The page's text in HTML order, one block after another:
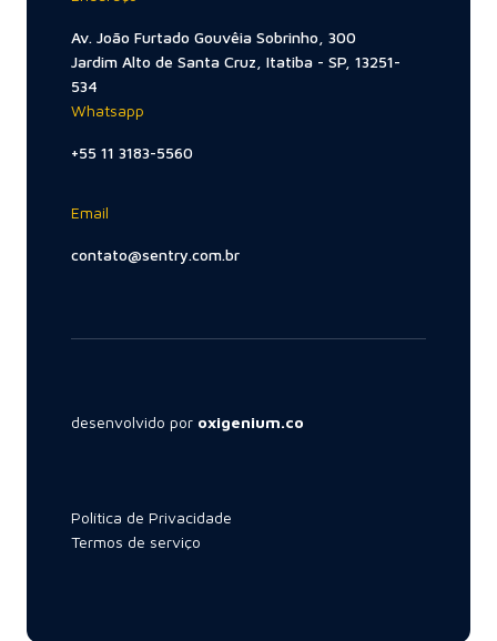
Av. João Furtado Gouvêia Sobrinho, 300
Jardim Alto de Santa Cruz, Itatiba - SP, 13251-
534
Whatsapp
+55 11 3183-5560
Email
contato@sentry.com.br
desenvolvido por oxigenium.co
Política de Privacidade
Termos de serviço